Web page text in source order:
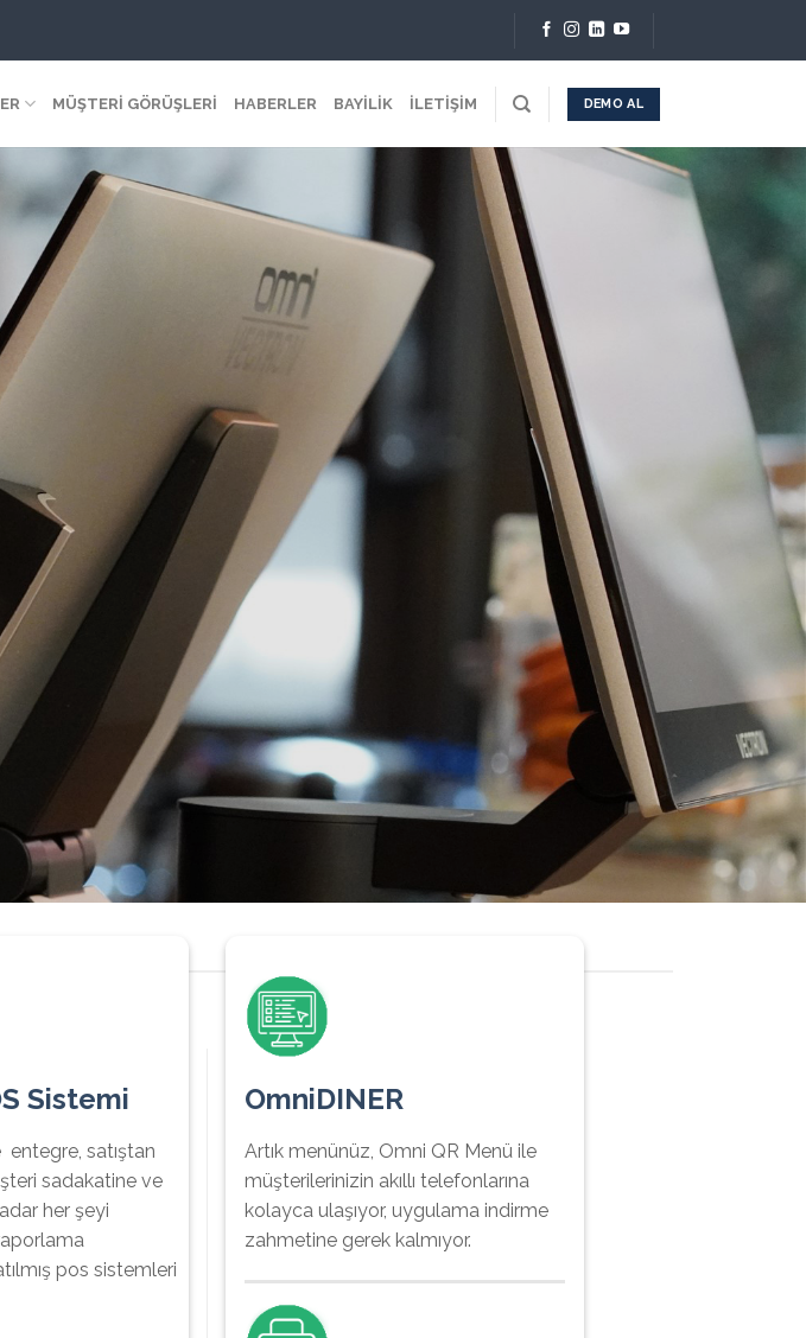
MÜŞTERİ GÖRÜŞLERİ HABERLER BAYİLİK İLETİŞİM DEMO AL
Sistemi
entegre, satıştan
sadakatine ve
her şeyi
pos sistemleri
OmniDINER
Artık menünüz, Omni QR Menü ile
müşterilerinizin akıllı telefonlarına
kolayca ulaşıyor, uygulama indirme
zahmetine gerek kalmıyor.